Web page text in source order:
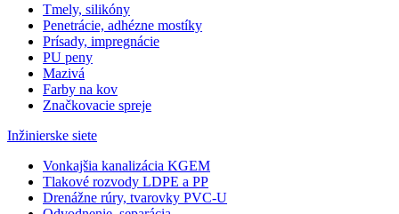
Tmely, silikóny
Penetrácie, adhézne mostíky
Prísady, impregnácie
PU peny
Mazivá
Farby na kov
Značkovacie spreje
Inžinierske siete
Vonkajšia kanalizácia KGEM
Tlakové rozvody LDPE a PP
Drenážne rúry, tvarovky PVC-U